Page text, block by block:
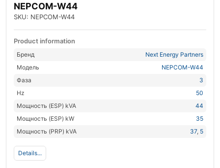
NEPCOM-W44
SKU: NEPCOM-W44
Product information
Бренд
Next Energy Partners
Модель
NEPCOM-W44
Фаза
3
Hz
50
Мощность (ESP) kVA
44
Мощность (ESP) kW
35
Мощность (PRP) kVA
37, 5
Details...